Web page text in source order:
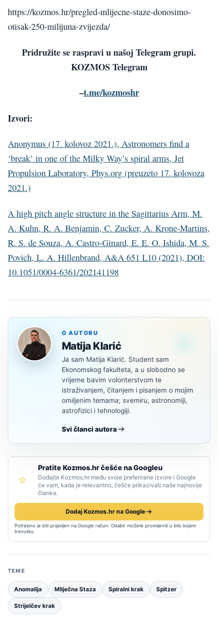
https://kozmos.hr/pregled-mlijecne-staze-donosimo-
otisak-250-milijuna-zvijezda/
Pridružite se raspravi u našoj Telegram grupi.
KOZMOS Telegram
–t.me/kozmoshr
Izvori:
Anonymus (17. kolovoz 2021.), Astronomers find a
‘break’ in one of the Milky Way’s spiral arms, Jet
Propulsion Laboratory, Phys.org (preuzeto 17. kolovoza
2021.)
A high pitch angle structure in the Sagittarius Arm, M.
A. Kuhn, R. A. Benjamin, C. Zucker, A. Krone-Martins,
R. S. de Souza, A. Castro-Ginard, E. E. O. Ishida, M. S.
Povich, L. A. Hillenbrand, A&A 651 L10 (2021), DOI:
10.1051/0004-6361/202141198
O AUTORU
Matija Klarić
Ja sam Matija Klarić. Student sam
Ekonomskog fakulteta, a u slobodno se
vrijeme bavim volonterstvom te
istraživanjem, čitanjem i pisanjem o mojim
omiljenim temama; svemiru, astronomiji,
astrofizici i tehnologiji.
Svi članci autora
Pratite Kozmos.hr češće na Googleu
Dodajte Kozmos.hr među svoje preferirane izvore i Google
će vam, kada je relevantno, češće prikazivati naše najnovije
članke.
Dodaj Kozmos.hr na Google
Potrebno je biti prijavljen na Google račun. Odabir možete promijeniti u bilo kojem
trenutku.
TEME
Anomalija Mliječna Staza Spiralni krak Spitzer
Strijelčev krak